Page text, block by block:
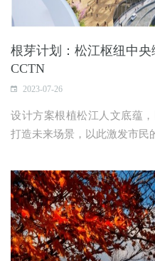
根芽计划：松江枢纽中
CCTN
2023-07-26
设计方案根植松江人文底蕴
打造未来场景，以此激发市民